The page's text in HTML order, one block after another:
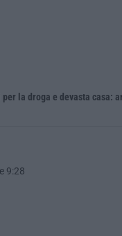
la droga e devasta casa:
9:28